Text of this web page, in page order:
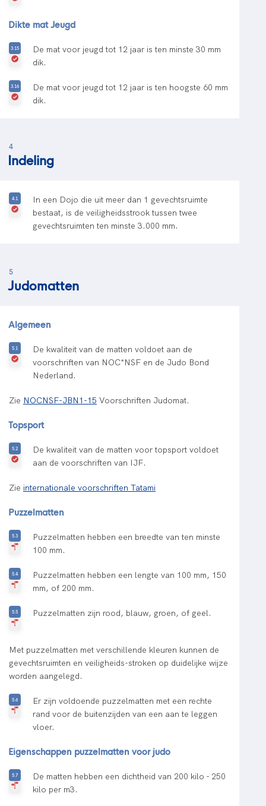
Dikte mat Jeugd
De mat voor jeugd tot 12 jaar is ten minste 30 mm
dik.
De mat voor jeugd tot 12 jaar is ten hoogste 60 mm
dik.
4
Indeling
In een Dojo die uit meer dan 1 gevechtsruimte
bestaat, is de veiligheidsstrook tussen twee
gevechtsruimten ten minste 3.000 mm.
5
Judomatten
Algemeen
De kwaliteit van de matten voldoet aan de
voorschriften van NOC*NSF en de Judo Bond
Nederland.
Zie NOCNSF-JBN1-15 Voorschriften Judomat.
Topsport
De kwaliteit van de matten voor topsport voldoet
aan de voorschriften van IJF.
Zie internationale voorschriften Tatami
Puzzelmatten
Puzzelmatten hebben een breedte van ten minste
100 mm.
Puzzelmatten hebben een lengte van 100 mm, 150
mm, of 200 mm.
Puzzelmatten zijn rood, blauw, groen, of geel.
Met puzzelmatten met verschillende kleuren kunnen de
gevechtsruimten en veiligheids-stroken op duidelijke wijze
worden aangelegd.
Er zijn voldoende puzzelmatten met een rechte
rand voor de buitenzijden van een aan te leggen
vloer.
Eigenschappen puzzelmatten voor judo
De matten hebben een dichtheid van 200 kilo - 250
kilo per m3.